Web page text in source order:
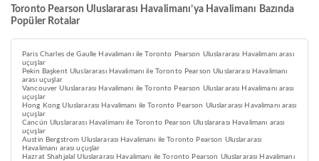
Toronto Pearson Uluslararası Havalimanı’ya Havalimanı Bazında
Popüler Rotalar
Paris Charles de Gaulle Havalimanı ile Toronto Pearson Uluslararası Havalimanı arası
uçuşlar
Pekin Başkent Uluslararası Havalimanı ile Toronto Pearson Uluslararası Havalimanı
arası uçuşlar
Vancouver Uluslararası Havalimanı ile Toronto Pearson Uluslararası Havalimanı arası
uçuşlar
Hong Kong Uluslararası Havalimanı ile Toronto Pearson Uluslararası Havalimanı arası
uçuşlar
Cancún Uluslararası Havalimanı ile Toronto Pearson Uluslararası Havalimanı arası
uçuşlar
Austin Bergstrom Uluslararası Havalimanı ile Toronto Pearson Uluslararası
Havalimanı arası uçuşlar
Hazrat Shahjalal Uluslararası Havalimanı ile Toronto Pearson Uluslararası Havalimanı